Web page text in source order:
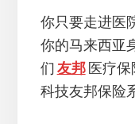
你只要走进医
你的马来西亚
们 友邦医疗保
科技友邦保险